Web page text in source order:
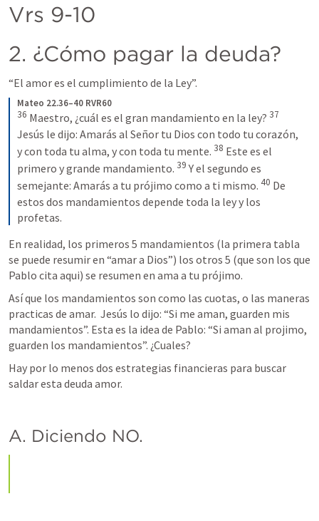
Vrs 9-10
2. ¿Cómo pagar la deuda?
“El amor es el cumplimiento de la Ley”.
Mateo 22.36–40 RVR60
36 Maestro, ¿cuál es el gran mandamiento en la ley? 37
Jesús le dijo: Amarás al Señor tu Dios con todo tu corazón,
y con toda tu alma, y con toda tu mente. 38 Este es el
primero y grande mandamiento. 39 Y el segundo es
semejante: Amarás a tu prójimo como a ti mismo. 40 De
estos dos mandamientos depende toda la ley y los
profetas.
En realidad, los primeros 5 mandamientos (la primera tabla
se puede resumir en “amar a Dios”) los otros 5 (que son los que
Pablo cita aqui) se resumen en ama a tu prójimo.
Así que los mandamientos son como las cuotas, o las maneras
practicas de amar.  Jesús lo dijo: “Si me aman, guarden mis
mandamientos”. Esta es la idea de Pablo: “Si aman al projimo,
guarden los mandamientos”. ¿Cuales?
Hay por lo menos dos estrategias financieras para buscar
saldar esta deuda amor.
A. Diciendo NO.